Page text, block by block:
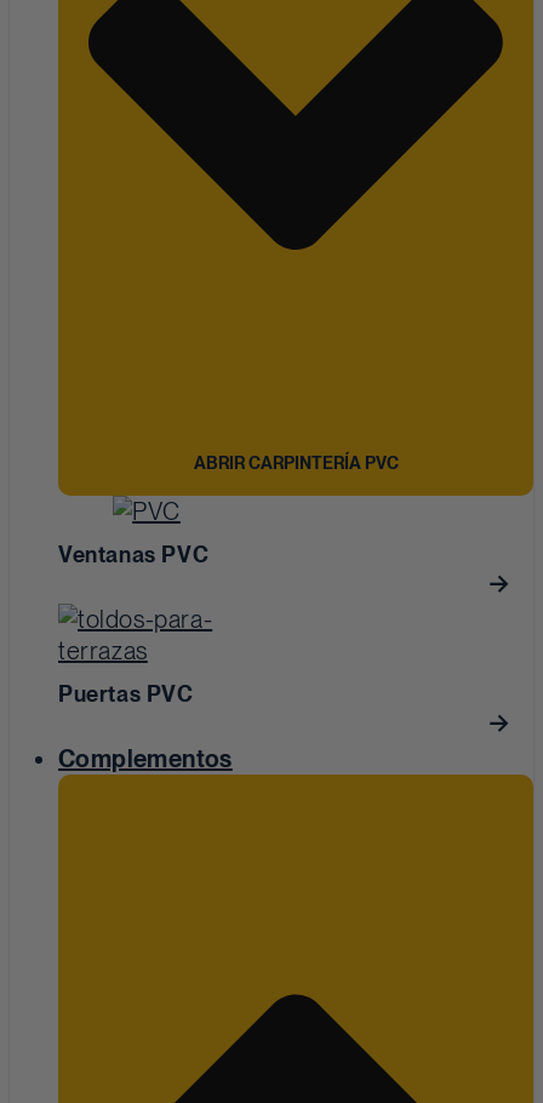
ABRIR CARPINTERÍA PVC
Ventanas PVC
Puertas PVC
Complementos